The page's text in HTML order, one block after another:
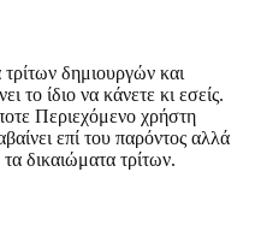
δημιουργών και
το ίδιο να κάνετε κι εσείς.
Περιεχόμενο χρήστη
επί του παρόντος αλλά
δικαιώματα τρίτων.